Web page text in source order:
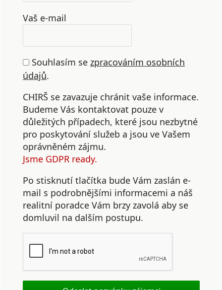
Vaš e-mail
Souhlasím se zpracováním osobních
údajů.
CHIRŠ se zavazuje chránit vaše informace.
Budeme Vás kontaktovat pouze v
důležitých případech, které jsou nezbytné
pro poskytování služeb a jsou ve Vašem
oprávněném zájmu.
Jsme GDPR ready.
Po stisknutí tlačítka bude Vám zaslán e-
mail s podrobnějšími informacemi a náš
realitní poradce Vám brzy zavolá aby se
domluvil na dalším postupu.